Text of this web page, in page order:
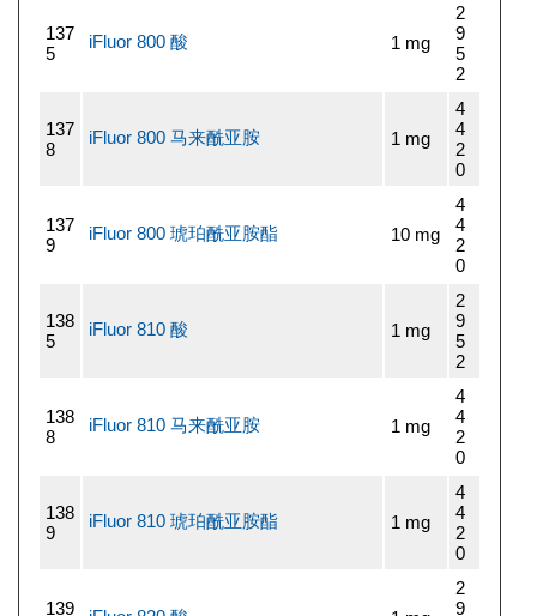
137
5
iFluor 800 酸 1 mg
2
9
5
2
137
8
iFluor 800 马来酰亚胺 1 mg
4
4
2
0
137
9
iFluor 800 琥珀酰亚胺酯 10 mg
4
4
2
0
138
5
iFluor 810 酸 1 mg
2
9
5
2
138
8
iFluor 810 马来酰亚胺 1 mg
4
4
2
0
138
9
iFluor 810 琥珀酰亚胺酯 1 mg
4
4
2
0
139
2
9